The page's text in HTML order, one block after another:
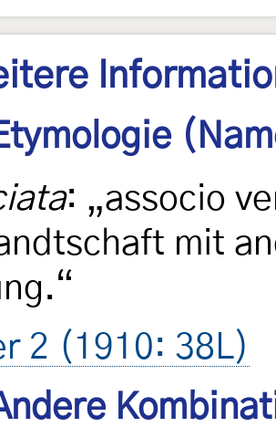
: „associo
mit
2 (1910: 38L)